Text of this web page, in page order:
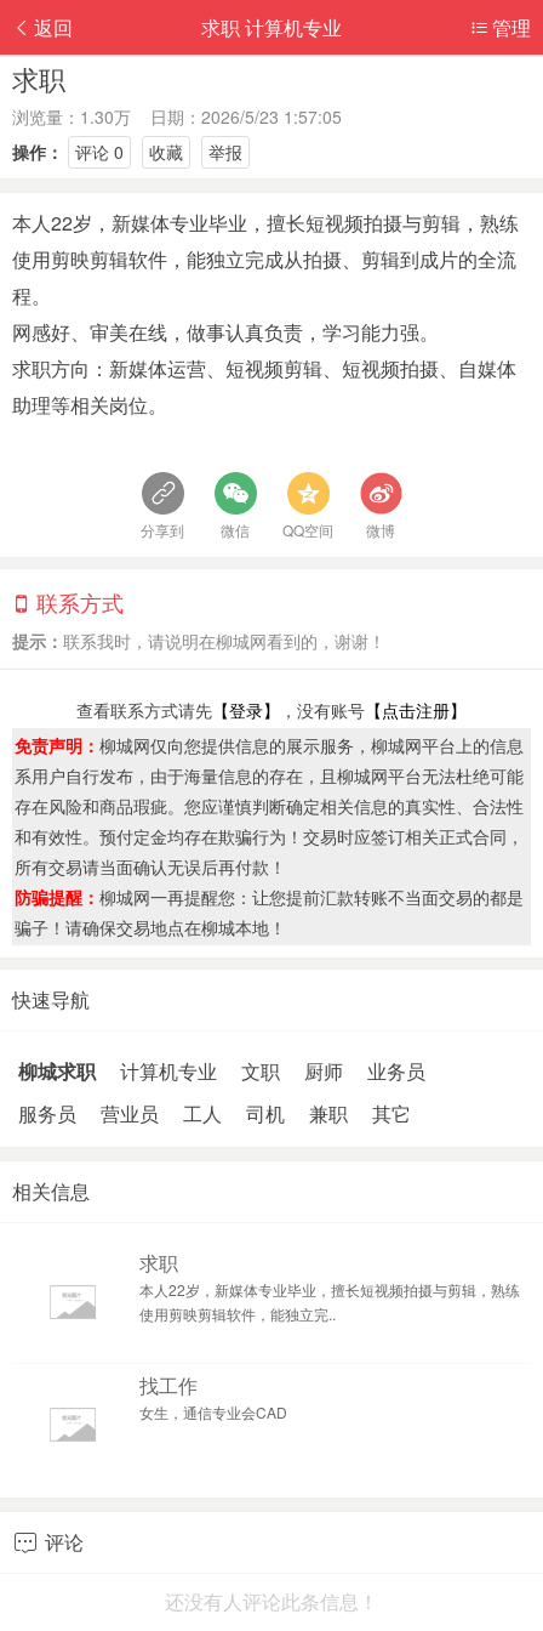
返回 管理
求职 计算机专业
求职
浏览量：1.30万 日期：2026/5/23 1:57:05
操作：
评论 0 收藏 举报
本人22岁，新媒体专业毕业，擅长短视频拍摄与剪辑，熟练
使用剪映剪辑软件，能独立完成从拍摄、剪辑到成片的全流
程。
网感好、审美在线，做事认真负责，学习能力强。
求职方向：新媒体运营、短视频剪辑、短视频拍摄、自媒体
助理等相关岗位。
分享到 微信 QQ空间 微博
联系方式
提示： 联系我时，请说明在柳城网看到的，谢谢！
查看联系方式请先 【登录】 ，没有账号 【点击注册】
免责声明： 柳城网仅向您提供信息的展示服务，柳城网平台上的信息
系用户自行发布，由于海量信息的存在，且柳城网平台无法杜绝可能
存在风险和商品瑕疵。您应谨慎判断确定相关信息的真实性、合法性
和有效性。预付定金均存在欺骗行为！交易时应签订相关正式合同，
所有交易请当面确认无误后再付款！
防骗提醒： 柳城网一再提醒您：让您提前汇款转账不当面交易的都是
骗子！请确保交易地点在柳城本地！
快速导航
柳城求职 计算机专业 文职 厨师
业务员
服务员
营业员 工人 司机 兼职 其它
相关信息
求职
本人22岁，新媒体专业毕业，擅长短视频拍摄与剪辑，熟练
使用剪映剪辑软件，能独立完..
找工作
女生，通信专业会CAD
 评论
还没有人评论此条信息！